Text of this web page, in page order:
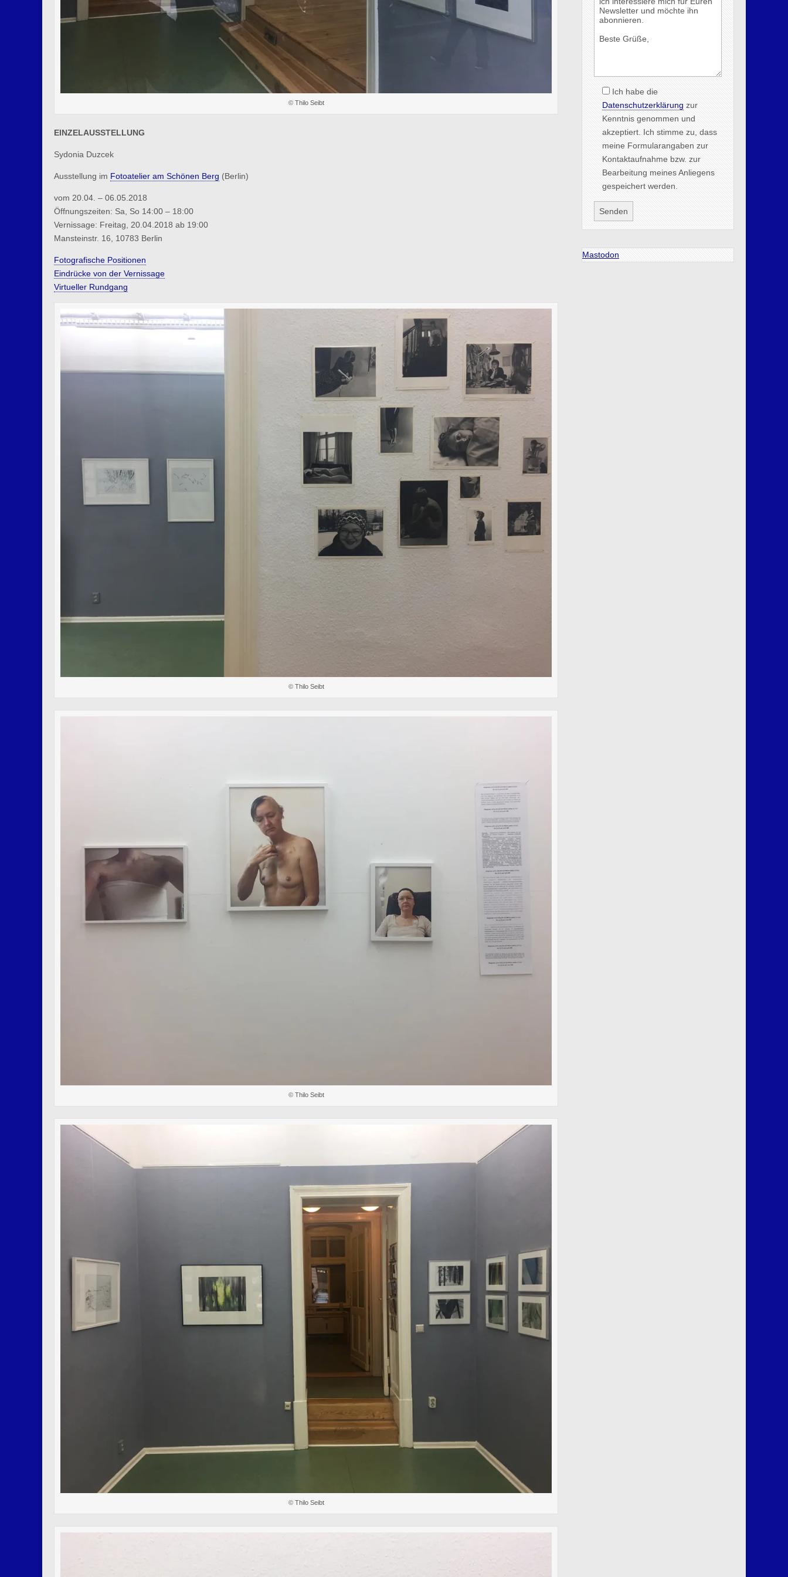
© Thilo Seibt
EINZELAUSSTELLUNG
Sydonia Duzcek
Ausstellung im Fotoatelier am Schönen Berg (Berlin)
vom 20.04. – 06.05.2018
Öffnungszeiten: Sa, So 14:00 – 18:00
Vernissage: Freitag, 20.04.2018 ab 19:00
Mansteinstr. 16, 10783 Berlin
Fotografische Positionen
Eindrücke von der Vernissage
Virtueller Rundgang
© Thilo Seibt
© Thilo Seibt
© Thilo Seibt
Ich habe die
Datenschutzerklärung zur
Kenntnis genommen und
akzeptiert. Ich stimme zu, dass
meine Formularangaben zur
Kontaktaufnahme bzw. zur
Bearbeitung meines Anliegens
gespeichert werden.
Mastodon